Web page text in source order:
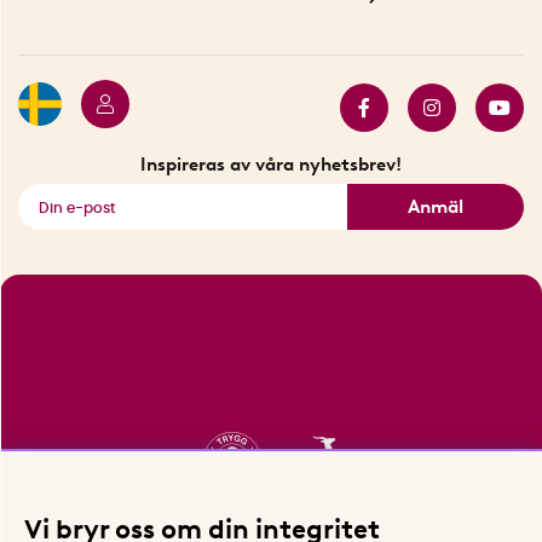
Inspireras av våra nyhetsbrev!
Anmäl
Vi bryr oss om din integritet